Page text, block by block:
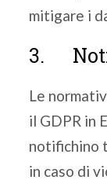
mitigare i
3.
Le
il GDPR in
notifichino
in caso di